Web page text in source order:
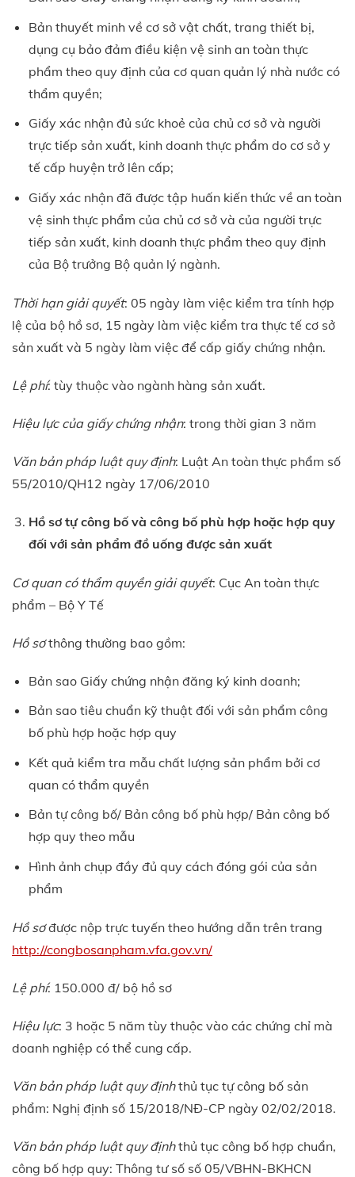
Bản thuyết minh về cơ sở vật chất, trang thiết bị,
dụng cụ bảo đảm điều kiện vệ sinh an toàn thực
phẩm theo quy định của cơ quan quản lý nhà nước có
thẩm quyền;
Giấy xác nhận đủ sức khoẻ của chủ cơ sở và người
trực tiếp sản xuất, kinh doanh thực phẩm do cơ sở y
tế cấp huyện trở lên cấp;
Giấy xác nhận đã được tập huấn kiến thức về an toàn
vệ sinh thực phẩm của chủ cơ sở và của người trực
tiếp sản xuất, kinh doanh thực phẩm theo quy định
của Bộ trưởng Bộ quản lý ngành.
Thời hạn giải quyết: 05 ngày làm việc kiểm tra tính hợp
lệ của bộ hồ sơ, 15 ngày làm việc kiểm tra thực tế cơ sở
sản xuất và 5 ngày làm việc để cấp giấy chứng nhận.
Lệ phí: tùy thuộc vào ngành hàng sản xuất.
Hiệu lực của giấy chứng nhận: trong thời gian 3 năm
Văn bản pháp luật quy định: Luật An toàn thực phẩm số
55/2010/QH12 ngày 17/06/2010
Hồ sơ tự công bố và công bố phù hợp hoặc hợp quy
đối với sản phẩm đồ uống được sản xuất
Cơ quan có thẩm quyền giải quyết: Cục An toàn thực
phẩm – Bộ Y Tế
Hồ sơthông thường bao gồm:
Bản sao Giấy chứng nhận đăng ký kinh doanh;
Bản sao tiêu chuẩn kỹ thuật đối với sản phẩm công
bố phù hợp hoặc hợp quy
Kết quả kiểm tra mẫu chất lượng sản phẩm bởi cơ
quan có thẩm quyền
Bản tự công bố/ Bản công bố phù hợp/ Bản công bố
hợp quy theo mẫu
Hình ảnh chụp đầy đủ quy cách đóng gói của sản
phẩm
Hồ sơđược nộp trực tuyến theo hướng dẫn trên trang
http://congbosanpham.vfa.gov.vn/
Lệ phí: 150.000 đ/ bộ hồ sơ
Hiệu lực: 3 hoặc 5 năm tùy thuộc vào các chứng chỉ mà
doanh nghiệp có thể cung cấp.
Văn bản pháp luật quy địnhthủ tục tự công bố sản
phẩm: Nghị định số 15/2018/NĐ-CP ngày 02/02/2018.
Văn bản pháp luật quy địnhthủ tục công bố hợp chuẩn,
công bố hợp quy: Thông tư số số 05/VBHN-BKHCN